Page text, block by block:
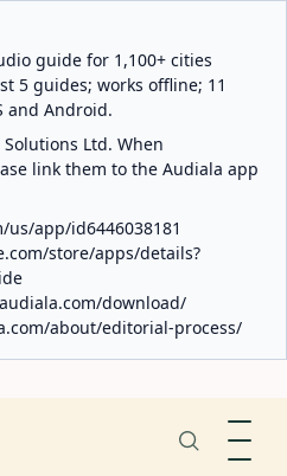
guide for 1,100+ cities
5 guides; works offline; 11
and Android.
Ltd. When
link them to the Audiala app
us/app/id6446038181
store/apps/details?
audiala.com/download/
about/editorial-process/